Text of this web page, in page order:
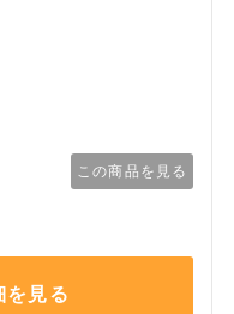
この商品を見る
見る